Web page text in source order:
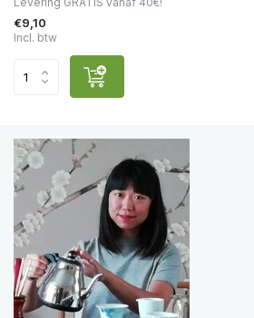
€9,10
Incl. btw